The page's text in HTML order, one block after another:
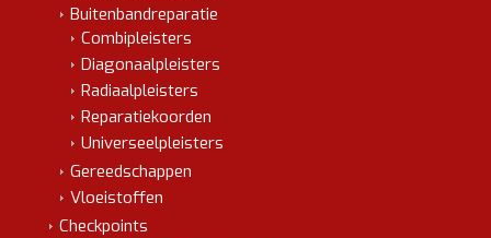
Buitenbandreparatie
Combipleisters
Diagonaalpleisters
Radiaalpleisters
Reparatiekoorden
Universeelpleisters
Gereedschappen
Vloeistoffen
Checkpoints